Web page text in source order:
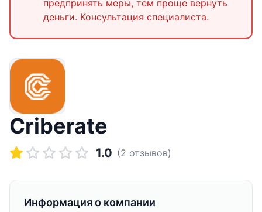
предпринять меры, тем проще вернуть
деньги. Консультация специалиста.
Criberate
1.0 (2 отзывов)
Информация о компании